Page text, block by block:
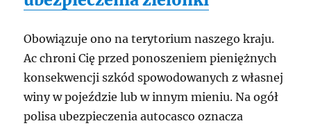
Obowiązuje ono na terytorium naszego kraju.
Ac chroni Cię przed ponoszeniem pieniężnych
konsekwencji szkód spowodowanych z własnej
winy w pojeździe lub w innym mieniu. Na ogół
polisa ubezpieczenia autocasco oznacza